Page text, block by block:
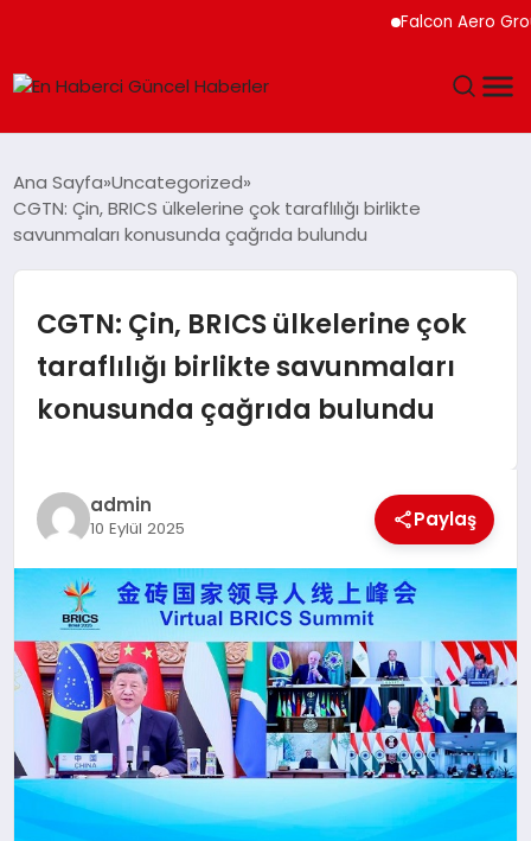
Falcon Aero Group,
MAGAZIN
EKONOMI
EĞITIM
SIYASET
Ana Sayfa Uncategorized
CGTN: Çin, BRICS ülkelerine çok taraflılığı birlikte
savunmaları konusunda çağrıda bulundu
CGTN: Çin, BRICS ülkelerine çok
taraflılığı birlikte savunmaları
konusunda çağrıda bulundu
admin
10 Eylül 2025 Paylaş